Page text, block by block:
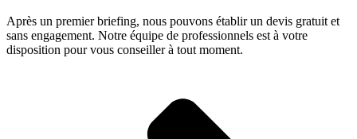
Après un premier briefing, nous pouvons établir un devis gratuit et
sans engagement. Notre équipe de professionnels est à votre
disposition pour vous conseiller à tout moment.